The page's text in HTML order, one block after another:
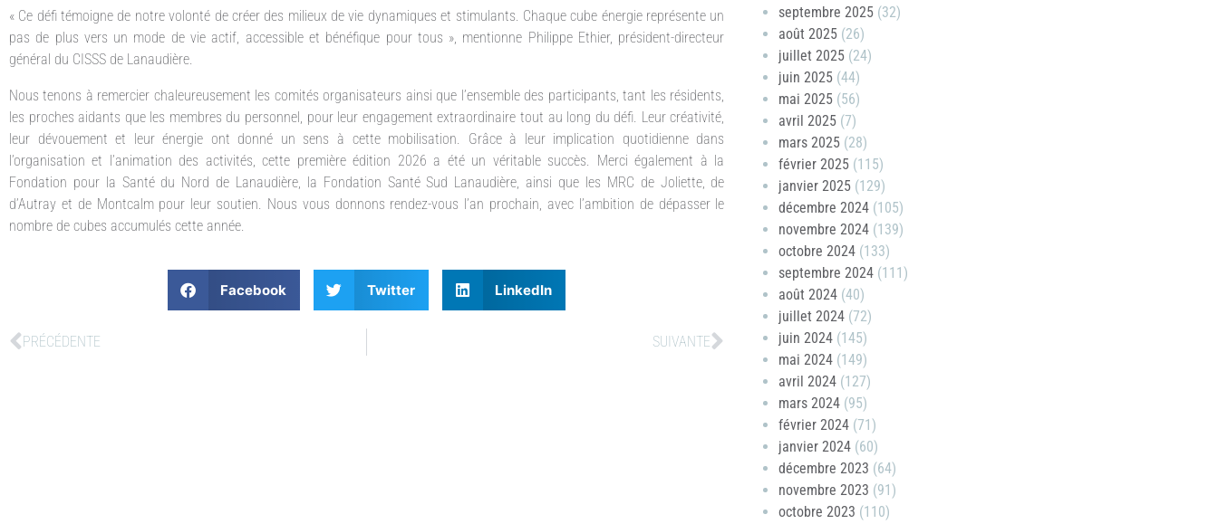
« Ce défi témoigne de notre volonté de créer des milieux de vie dynamiques et stimulants. Chaque cube énergie représente un
pas de plus vers un mode de vie actif, accessible et bénéfique pour tous », mentionne Philippe Ethier, président-directeur
général du CISSS de Lanaudière.
Nous tenons à remercier chaleureusement les comités organisateurs ainsi que l’ensemble des participants, tant les résidents,
les proches aidants que les membres du personnel, pour leur engagement extraordinaire tout au long du défi. Leur créativité,
leur dévouement et leur énergie ont donné un sens à cette mobilisation. Grâce à leur implication quotidienne dans
l’organisation et l’animation des activités, cette première édition 2026 a été un véritable succès. Merci également à la
Fondation pour la Santé du Nord de Lanaudière, la Fondation Santé Sud Lanaudière, ainsi que les MRC de Joliette, de
d’Autray et de Montcalm pour leur soutien. Nous vous donnons rendez-vous l’an prochain, avec l’ambition de dépasser le
nombre de cubes accumulés cette année.
Facebook Twitter LinkedIn
PRÉCÉDENTE SUIVANTE
septembre 2025 (32)
août 2025 (26)
juillet 2025 (24)
juin 2025 (44)
mai 2025 (56)
avril 2025 (7)
mars 2025 (28)
février 2025 (115)
janvier 2025 (129)
décembre 2024 (105)
novembre 2024 (139)
octobre 2024 (133)
septembre 2024 (111)
août 2024 (40)
juillet 2024 (72)
juin 2024 (145)
mai 2024 (149)
avril 2024 (127)
mars 2024 (95)
février 2024 (71)
janvier 2024 (60)
décembre 2023 (64)
novembre 2023 (91)
octobre 2023 (110)